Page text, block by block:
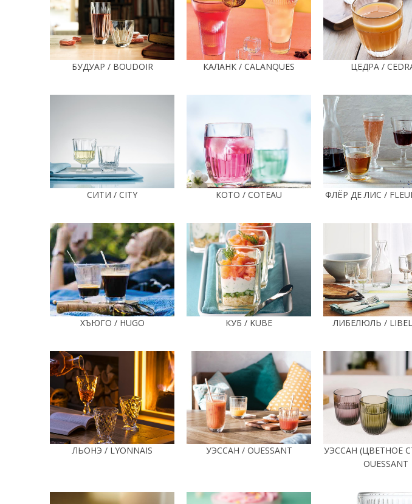
БУДУАР / BOUDOIR КАЛАНК / CALANQUES ЦЕДРА /
СИТИ / CITY КОТО / COTEAU ФЛЁР ДЕ ЛИС /
ХЪЮГО / HUGO КУБ / KUBE ЛИБЕЛЮЛЬ /
ЛЬОНЭ / LYONNAIS УЭССАН / OUESSANT
УЭССАН (ЦВЕТНОЕ
OUESSANT